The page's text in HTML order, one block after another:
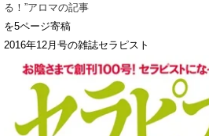
る！”アロマの記事
を5ページ寄稿
2016年12月号の雑誌セラピスト